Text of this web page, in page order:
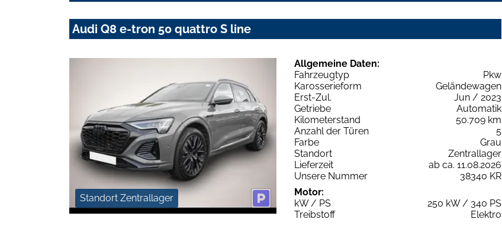
Audi Q8 e-tron 50 quattro S line
Standort Zentrallager
Allgemeine Daten:
Fahrzeugtyp
Pkw
Karosserieform
Geländewagen
Erst-Zul.
Jun / 2023
Getriebe
Automatik
Kilometerstand
50.709 km
Anzahl der Türen
5
Farbe
Grau
Standort
Zentrallager
Lieferzeit
ab ca. 11.08.2026
Unsere Nummer
38340 KR
Motor:
kW / PS
250 kW / 340 PS
Treibstoff
Elektro